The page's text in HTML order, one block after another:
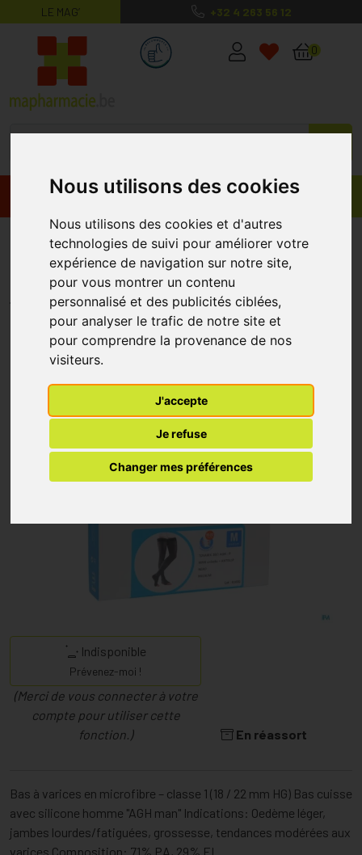
Nous utilisons des cookies
Nous utilisons des cookies et d'autres
technologies de suivi pour améliorer votre
expérience de navigation sur notre site,
pour vous montrer un contenu
personnalisé et des publicités ciblées,
pour analyser le trafic de notre site et
pour comprendre la provenance de nos
visiteurs.
J'accepte
Je refuse
Changer mes préférences
LE MAG’ +32 4 263 56 12
MaPharmacie.be ma santé, mes
0
Promos Produits
Bota Tovarix 20/i Man Bas Agh-p
Nero Medium
Indisponible
Prévenez-moi !
(Merci de vous connecter à votre
compte pour utiliser cette
fonction.)
En réassort
Bas à varices en microfibre – classe 1 (18 / 22 mm HG) Bas cuisse
avec silicone homme "AGH man" Indications: Oedème léger,
jambes lourdes/fatiguées, grossesse, tendances modérées aux
varices Composition: 71% PA, 29% EL